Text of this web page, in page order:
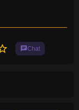
chatChat